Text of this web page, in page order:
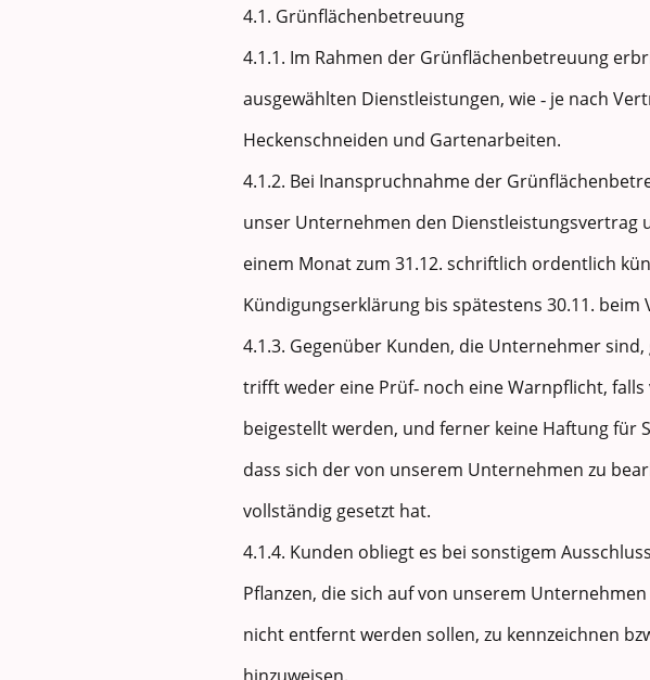
4.1. Grünflächenbetreuung
4.1.1. Im Rahmen der Grünflächenbetreuung
ausgewählten Dienstleistungen, wie ‐ je nach
Heckenschneiden und Gartenarbeiten.
4.1.2. Bei Inanspruchnahme der
unser Unternehmen den
einem Monat zum 31.12. schriftlich ordentlich
Kündigungserklärung bis spätestens 30.11.
4.1.3. Gegenüber Kunden, die Unternehmer
trifft weder eine Prüf‐ noch eine Warnpflicht,
beigestellt werden, und ferner keine Haftung für
dass sich der von unserem Unternehmen zu
vollständig gesetzt hat.
4.1.4. Kunden obliegt es bei sonstigem
Pflanzen, die sich auf von unserem
nicht entfernt werden sollen, zu kennzeichnen